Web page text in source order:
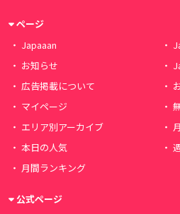
ページ
Japaaan
お知らせ
広告掲載について
マイページ
エリア別アーカイブ
本日の人気
月間ランキング
公式ページ